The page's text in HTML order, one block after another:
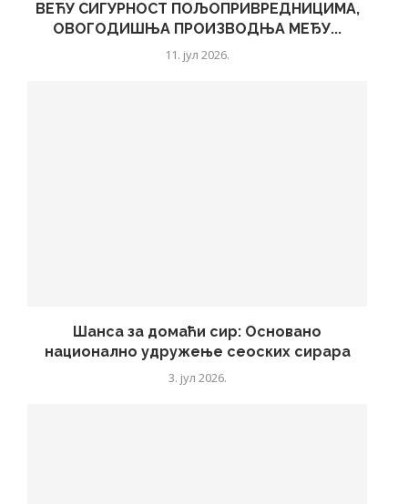
ВЕЋУ СИГУРНОСТ ПОЉОПРИВРЕДНИЦИМА,
ОВОГОДИШЊА ПРОИЗВОДЊА МЕЂУ...
11. јул 2026.
Шанса за домаћи сир: Основано
национално удружење сеоских сирара
3. јул 2026.